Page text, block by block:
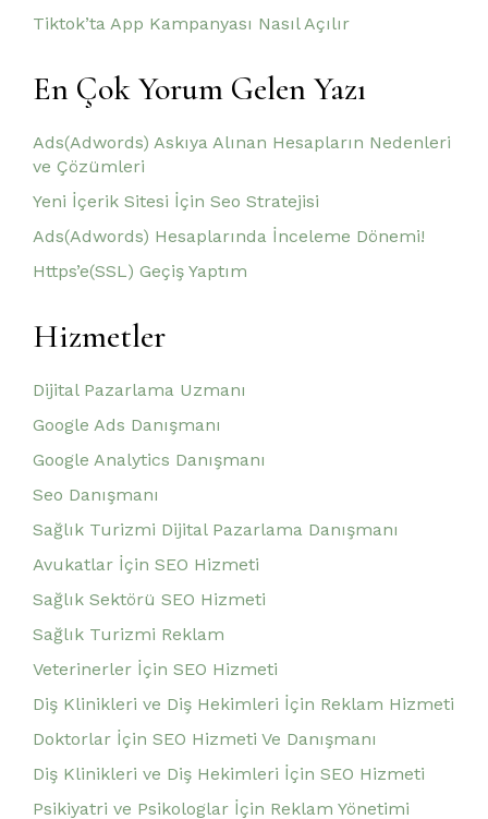
Tiktok’ta App Kampanyası Nasıl Açılır
En Çok Yorum Gelen Yazı
Ads(Adwords) Askıya Alınan Hesapların Nedenleri
ve Çözümleri
Yeni İçerik Sitesi İçin Seo Stratejisi
Ads(Adwords) Hesaplarında İnceleme Dönemi!
Https’e(SSL) Geçiş Yaptım
Hizmetler
Dijital Pazarlama Uzmanı
Google Ads Danışmanı
Google Analytics Danışmanı
Seo Danışmanı
Sağlık Turizmi Dijital Pazarlama Danışmanı
Avukatlar İçin SEO Hizmeti
Sağlık Sektörü SEO Hizmeti
Sağlık Turizmi Reklam
Veterinerler İçin SEO Hizmeti
Diş Klinikleri ve Diş Hekimleri İçin Reklam Hizmeti
Doktorlar İçin SEO Hizmeti Ve Danışmanı
Diş Klinikleri ve Diş Hekimleri İçin SEO Hizmeti
Psikiyatri ve Psikologlar İçin Reklam Yönetimi